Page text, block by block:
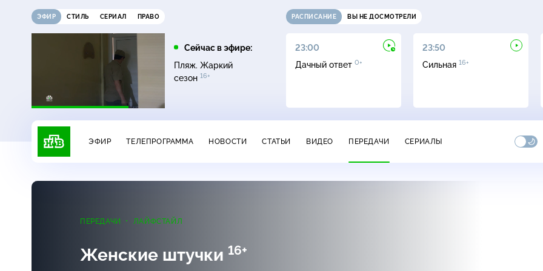
ЭФИР СТИЛЬ СЕРИАЛ ПРАВО
Сейчас в эфире:
Пляж. Жаркий
сезон 16+
РАСПИСАНИЕ ВЫ НЕ ДОСМОТРЕЛИ
17:00
Невский. Чужой среди
чужих 16+
23:00
Дачный ответ 0+
23:50
Сильная 16+
ЭФИР ТЕЛЕПРОГРАММА НОВОСТИ СТАТЬИ ВИДЕО ПЕРЕДАЧИ СЕРИАЛЫ
ПЕРЕДАЧИ ЛАЙФСТАЙЛ
Женские штучки 16+